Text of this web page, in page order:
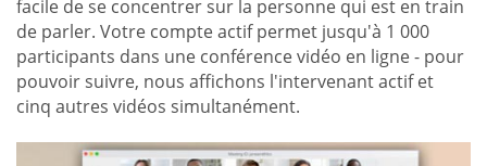
facile de se concentrer sur la personne qui est en train
de parler. Votre compte actif permet jusqu'à 1 000
participants dans une conférence vidéo en ligne - pour
pouvoir suivre, nous affichons l'intervenant actif et
cinq autres vidéos simultanément.